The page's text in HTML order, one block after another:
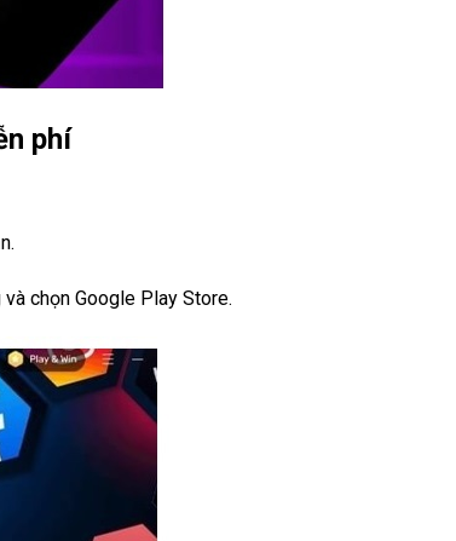
phí
chọn Google Play Store.